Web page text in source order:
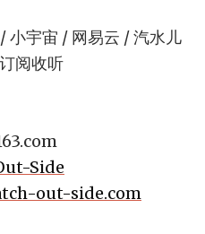
宇宙 / 网易云 / 汽水儿
阅收听
Side
out-side.com